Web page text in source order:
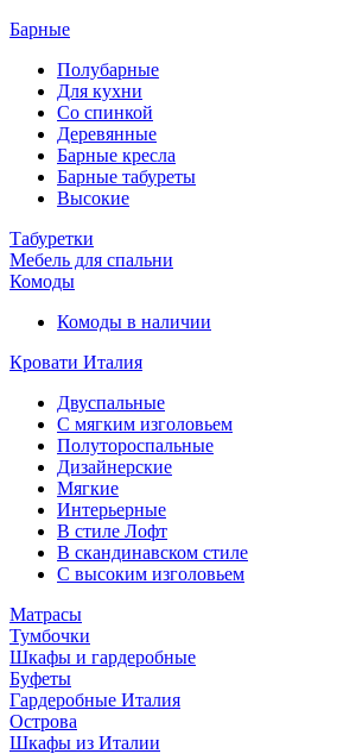
Барные
Полубарные
Для кухни
Со спинкой
Деревянные
Барные кресла
Барные табуреты
Высокие
Табуретки
Мебель для спальни
Комоды
Комоды в наличии
Кровати Италия
Двуспальные
С мягким изголовьем
Полутороспальные
Дизайнерские
Мягкие
Интерьерные
В стиле Лофт
В скандинавском стиле
С высоким изголовьем
Матрасы
Тумбочки
Шкафы и гардеробные
Буфеты
Гардеробные Италия
Острова
Шкафы из Италии